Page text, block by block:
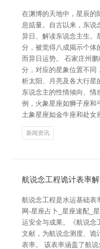
在渊博的天地中，星辰的
息掂量。自古以来，东说
异日、解读东说念主生。
分，被觉得八成揭示个体
而异日运势。 石家庄州
分，对应的星象位置不同
析太阳、月亮及各大行星
东说念主的性情倾向、情
例，火象星座如狮子座和
土象星座如金牛座和处女
新闻资讯
航说念工程诡计表率
航说念工程是水运基础表
网-星座占卜_星座速配_
运安全与成果。《航说念
文献，为航说念测度、诡
表率。 该表率涵盖了航